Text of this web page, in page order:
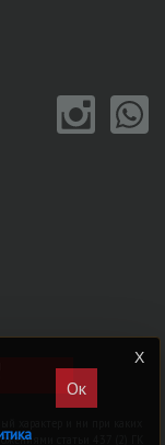
характер и ни при каких
статьи 437 (2) ГK
Ок